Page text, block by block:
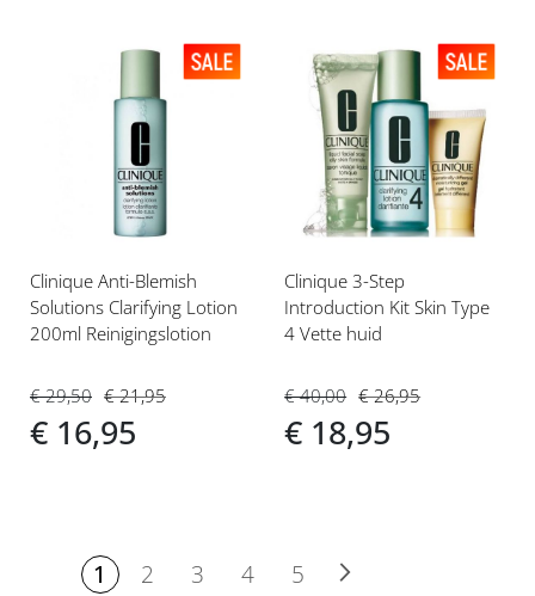
verlanglijst
Clinique Anti-Blemish
Solutions Clarifying Lotion
200ml Reinigingslotion
€ 29,50
€ 16,95
€ 21,95
Voeg
toe
aan
verlanglijst
Clinique 3-Step
Introduction Kit Skin Type
4 Vette huid
€ 40,00
€ 18,95
€ 26,95
PAGINA
U lees momenteel pagina
1 Pagina
2 Pagina
3 4 5